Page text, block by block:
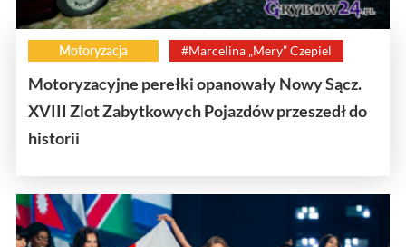
Motoryzacja #Marcelina „Mery” Czepiel
Motoryzacyjne perełki opanowały Nowy Sącz.
XVIII Zlot Zabytkowych Pojazdów przeszedł do
historii